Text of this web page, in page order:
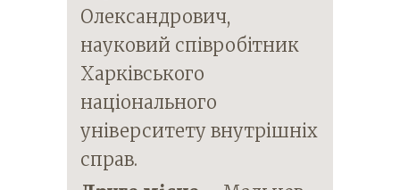
Олександрович,
науковий співробітник
Харківського
національного
університету внутрішніх
справ.